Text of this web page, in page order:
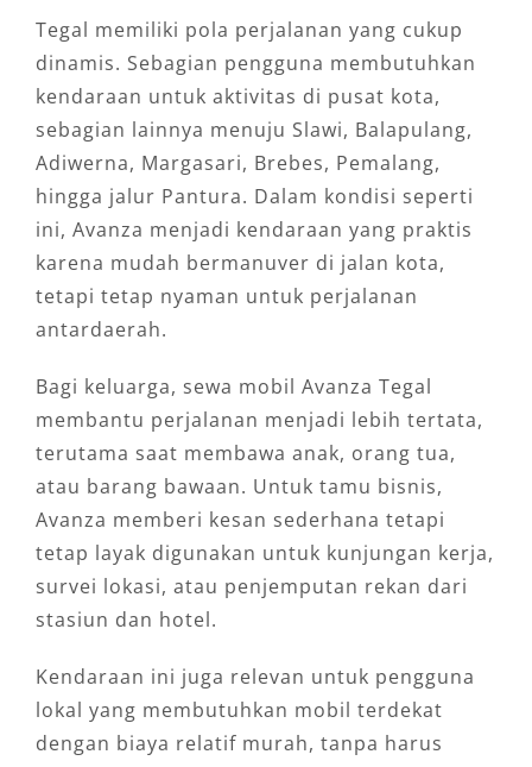
Tegal memiliki pola perjalanan yang cukup
dinamis. Sebagian pengguna membutuhkan
kendaraan untuk aktivitas di pusat kota,
sebagian lainnya menuju Slawi, Balapulang,
Adiwerna, Margasari, Brebes, Pemalang,
hingga jalur Pantura. Dalam kondisi seperti
ini, Avanza menjadi kendaraan yang praktis
karena mudah bermanuver di jalan kota,
tetapi tetap nyaman untuk perjalanan
antardaerah.
Bagi keluarga, sewa mobil Avanza Tegal
membantu perjalanan menjadi lebih tertata,
terutama saat membawa anak, orang tua,
atau barang bawaan. Untuk tamu bisnis,
Avanza memberi kesan sederhana tetapi
tetap layak digunakan untuk kunjungan kerja,
survei lokasi, atau penjemputan rekan dari
stasiun dan hotel.
Kendaraan ini juga relevan untuk pengguna
lokal yang membutuhkan mobil terdekat
dengan biaya relatif murah, tanpa harus